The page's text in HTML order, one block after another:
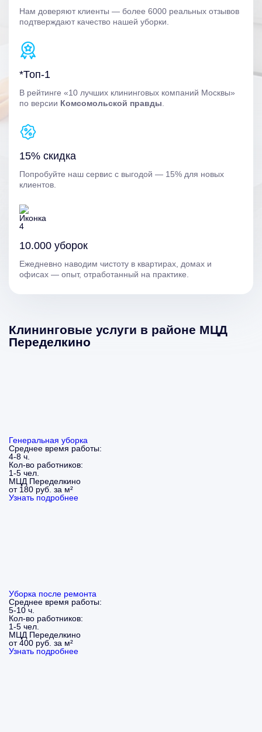
Нам доверяют клиенты — более 6000 реальных отзывов
подтверждают качество нашей уборки.
*Топ-1
В рейтинге «10 лучших клининговых компаний Москвы»
по версии Комсомольской правды
15% скидка
Попробуйте наш сервис с выгодой — 15% для новых
клиентов.
10.000 уборок
Ежедневно наводим чистоту в квартирах, домах и
офисах — опыт, отработанный на практике.
Клининговые услуги в районе МЦД
Переделкино
Генеральная уборка
Среднее время работы:
4-8 ч.
Кол-во работников:
1-5 чел.
МЦД Переделкино
от 180 руб. за м²
Узнать подробнее
Уборка после ремонта
Среднее время работы:
5-10 ч.
Кол-во работников:
1-5 чел.
МЦД Переделкино
от 400 руб. за м²
Узнать подробнее